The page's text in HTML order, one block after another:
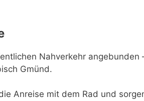
Nahverkehr angebunden
Gmünd.
Anreise mit dem Rad und